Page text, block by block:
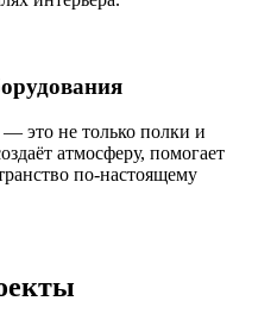
— это не только полки и
атмосферу, помогает
по-настоящему